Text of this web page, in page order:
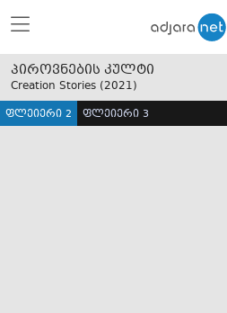
პიროვნების კულტი
Creation Stories (2021)
ფლეიერი 2 ფლეიერი 3